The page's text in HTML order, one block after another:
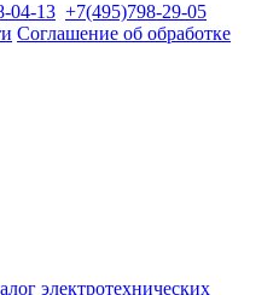
04-13 +7(495)798-29-05
Соглашение об обработке